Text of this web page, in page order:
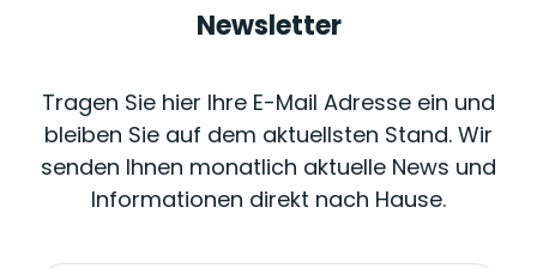
Newsletter
Tragen Sie hier Ihre E-Mail Adresse ein und
bleiben Sie auf dem aktuellsten Stand. Wir
senden Ihnen monatlich aktuelle News und
Informationen direkt nach Hause.